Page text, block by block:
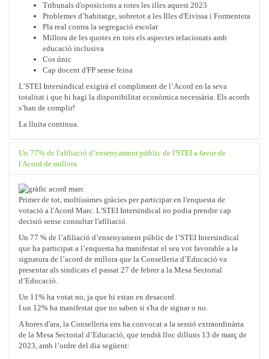
Tribunals d'oposicions a totes les illes aquest 2023
Problemes d’habitatge, sobretot a les Illes d'Eivissa i Formentera
Pla real contra la segregació escolar
Millora de les quotes en tots els aspectes relacionats amb
educació inclusiva
Cos únic
Cap docent d'FP sense feina
L’STEI Intersindical exigirà el compliment de l’Acord en la seva
totalitat i que hi hagi la disponibilitat econòmica necessària. Els acords
s’han de complir!
La lluita continua.
Un 77% de l'afiliació d’ensenyament públic de l'STEI a favor de
l'Acord de millora
Primer de tot, moltíssimes gràcies per participar en l'enquesta de
votació a l'Acord Marc. L'STEI Intersindical no podia prendre cap
decisió sense consultar l'afiliació.
Un 77 % de l’afiliació d’ensenyament públic de l’STEI Intersindical
que ha participat a l’enquesta ha manifestat el seu vot favorable a la
signatura de l’acord de millora que la Conselleria d’Educació va
presentar als sindicats el passat 27 de febrer a la Mesa Sectorial
d’Educació.
Un 11% ha votat no, ja que hi estan en desacord.
I un 12% ha manifestat que no saben si s'ha de signar o no.
A hores d'ara, la Conselleria ens ha convocat a la sessió extraordinària
de la Mesa Sectorial d’Educació, que tendrà lloc dilluns 13 de març de
2023, amb l’ordre del dia següent: